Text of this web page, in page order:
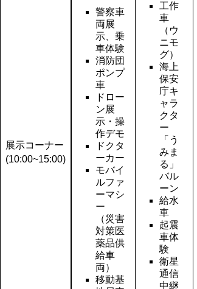
展示コーナー
(10:00~15:00)
警察車
両展
示、乗
車体験
消防団
ポンプ
車
ドロー
ン展
示・操
作デモ
ドクタ
ーカー
モバイ
ルファ
ーマシ
ー
（災害
対策医
薬品供
給車
両）
移動基
工作
車
（ウ
ニモ
グ）
海上
保安
庁キ
ャラ
クタ
ー
「う
みま
る」
バル
ーン
給水
車
起震
車体
験
衛星
通信
中継